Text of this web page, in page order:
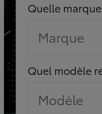
Quelle
Marque
Quel modèle
Modèle